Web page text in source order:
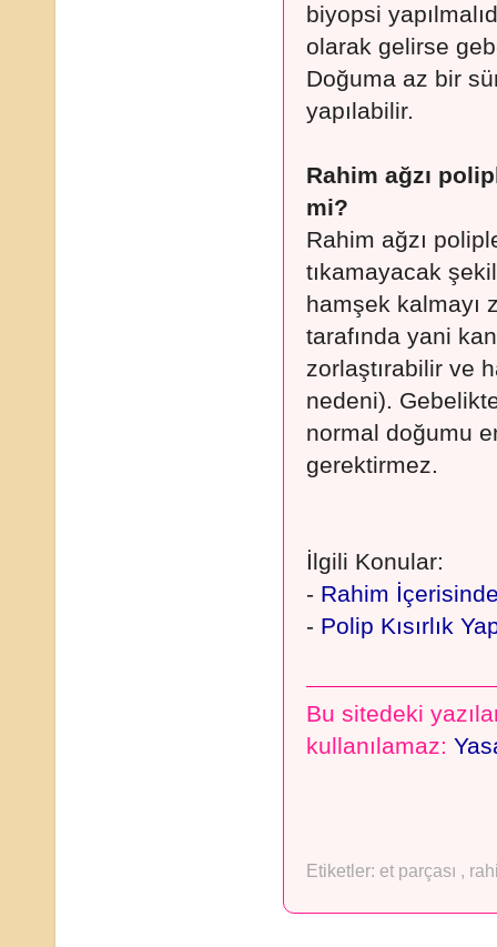
biyopsi
olarak gelirse
Doğuma az bir
yapılabilir.
Rahim ağzı
mi?
Rahim ağzı
tıkamayacak
hamşek kalmayı
tarafında yani
zorlaştırabilir ve
nedeni).
normal doğumu
gerektirmez.
İlgili Konular:
- Rahim
- Polip Kısırlık
Bu sitedeki
kullanılamaz:
Etiketler: et parçası ,